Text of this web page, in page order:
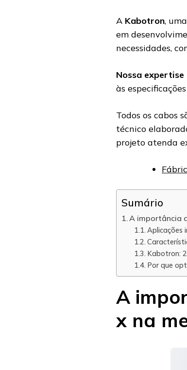
A Kabotron,
em
necessidades,
Nossa
às
Todos os cabos
técnico
projeto atenda
Sumário
A importância
Aplicações
Kabotron:
Por que
A
x na